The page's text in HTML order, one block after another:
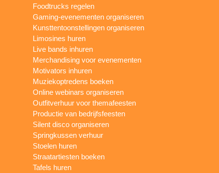
Foodtrucks regelen
Gaming-evenementen organiseren
Kunsttentoonstellingen organiseren
Limosines huren
Live bands inhuren
Merchandising voor evenementen
Motivators inhuren
Muziekoptredens boeken
Online webinars organiseren
Outfitverhuur voor themafeesten
Productie van bedrijfsfeesten
Silent disco organiseren
Springkussen verhuur
Stoelen huren
Straatartiesten boeken
Tafels huren